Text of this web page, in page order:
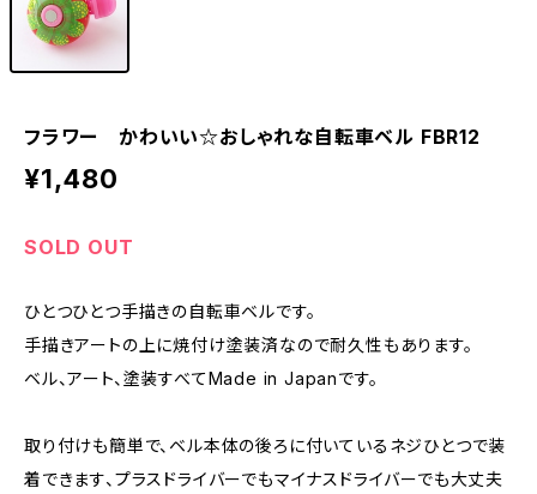
フラワー かわいい☆おしゃれな自転車ベル FBR12
¥1,480
SOLD OUT
ひとつひとつ手描きの自転車ベルです。
手描きアートの上に焼付け塗装済なので耐久性もあります。
ベル、アート、塗装すべてMade in Japanです。
取り付けも簡単で、ベル本体の後ろに付いているネジひとつで装
着できます、プラスドライバーでもマイナスドライバーでも大丈夫